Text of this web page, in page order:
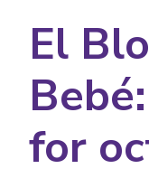
El
for